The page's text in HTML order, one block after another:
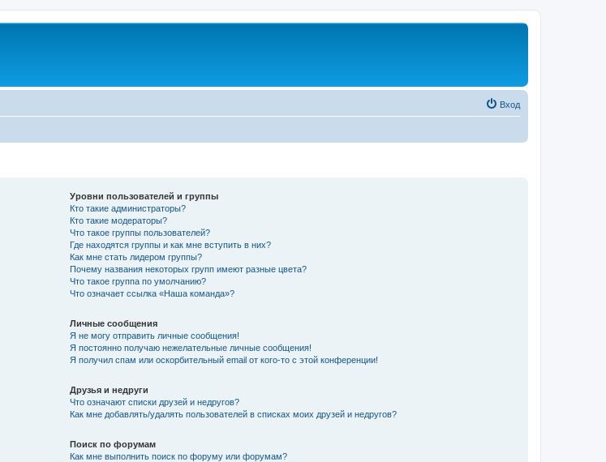
Вход
Уровни пользователей и группы
Кто такие администраторы?
Кто такие модераторы?
Что такое группы пользователей?
Где находятся группы и как мне вступить в них?
Как мне стать лидером группы?
Почему названия некоторых групп имеют разные цвета?
Что такое группа по умолчанию?
Что означает ссылка «Наша команда»?
Личные сообщения
Я не могу отправить личные сообщения!
Я постоянно получаю нежелательные личные сообщения!
Я получил спам или оскорбительный email от кого-то с этой конференции!
Друзья и недруги
Что означают списки друзей и недругов?
Как мне добавлять/удалять пользователей в списках моих друзей и недругов?
Поиск по форумам
Как мне выполнить поиск по форуму или форумам?